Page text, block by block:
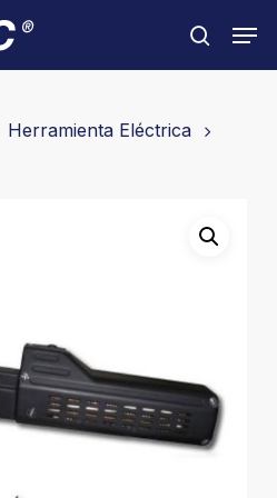
search
Herramienta Eléctrica
Close